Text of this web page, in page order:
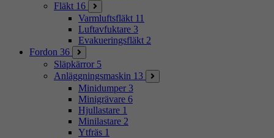
Fläkt 16
Varmluftsfläkt 11
Luftavfuktare 3
Evakueringsfläkt 2
Fordon 36
Släpkärror 5
Anläggningsmaskin 13
Minidumper 3
Minigrävare 6
Hjullastare 1
Minilastare 2
Ytfräs 1